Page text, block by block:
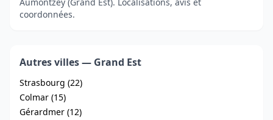
coordonnées.
Autres villes — Grand Est
Strasbourg (22)
Colmar (15)
Gérardmer (12)